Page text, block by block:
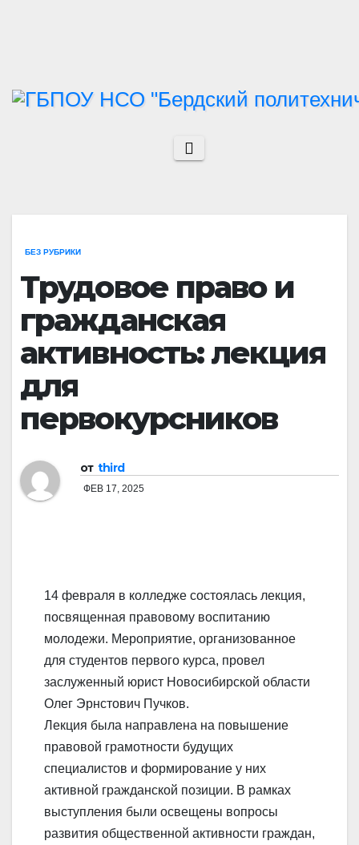
БЕЗ РУБРИКИ
Трудовое право и
гражданская
активность: лекция
для
первокурсников
от third
ФЕВ 17, 2025
14 февраля в колледже состоялась лекция,
посвященная правовому воспитанию
молодежи. Мероприятие, организованное
для студентов первого курса, провел
заслуженный юрист Новосибирской области
Олег Эрнстович Пучков.
Лекция была направлена на повышение
правовой грамотности будущих
специалистов и формирование у них
активной гражданской позиции. В рамках
выступления были освещены вопросы
развития общественной активности граждан,